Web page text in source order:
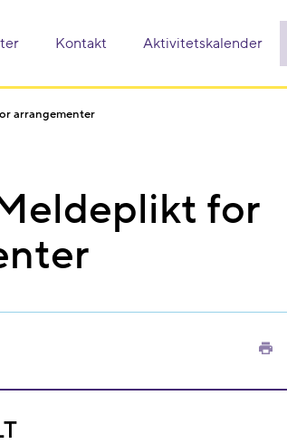
Kontakt Aktivitetskalender
arrangementer
for